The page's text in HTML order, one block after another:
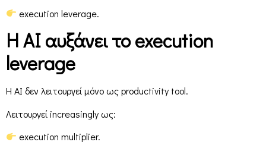
execution leverage.
Η AI αυξάνει το execution
leverage
Η AI δεν λειτουργεί μόνο ως productivity tool.
Λειτουργεί increasingly ως:
execution multiplier.